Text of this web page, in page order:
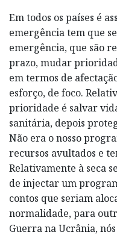
Em todos os países é
emergência tem que
emergência, que são
prazo, mudar
em termos de
esforço, de foco.
prioridade é salvar
sanitária, depois
Não era o nosso
recursos avultados e
Relativamente à seca
de injectar um
contos que seriam
normalidade, para
Guerra na Ucrânia,